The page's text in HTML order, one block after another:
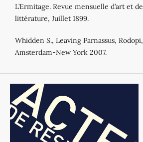
L’Ermitage. Revue mensuelle d’art et de
littérature, Juillet 1899.
Whidden S., Leaving Parnassus, Rodopi,
Amsterdam‐New York 2007.